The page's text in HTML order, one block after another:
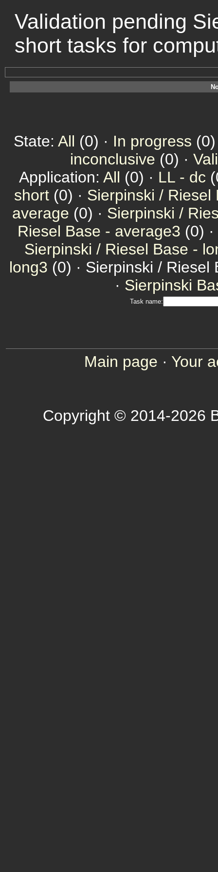
Validation pending
short tasks for
State: All (0) · In progress
inconclusive (0) ·
Application: All (0) · LL - dc
short (0) · Sierpinski / Riesel
average (0) · Sierpinski /
Riesel Base - average3 (0) ·
Sierpinski / Riesel Base -
long3 (0) · Sierpinski /
· Sierpinski
Task name:
Main page · Your
Copyright © 2014-2026